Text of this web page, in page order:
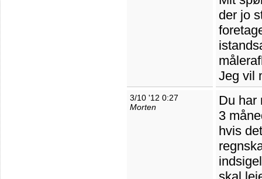
der jo
Jeg vil
3/10 '12 0:27
Morten
Du har
3
hvis